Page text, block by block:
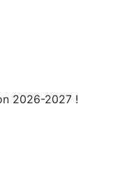
2026-2027 !